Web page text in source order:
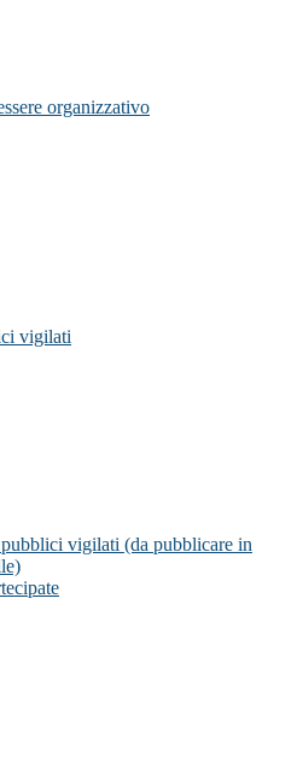
organizzativo
vigilati
vigilati (da pubblicare in